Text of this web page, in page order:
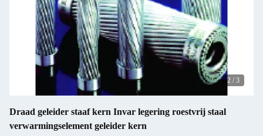
2 / 3
Draad geleider staaf kern Invar legering roestvrij staal
verwarmingselement geleider kern